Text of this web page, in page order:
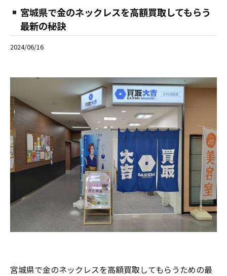
宮城県で金のネックレスを高額買取してもらう
最新の秘訣
2024/06/16
宮城県で金のネックレスを高額買取してもらうための最